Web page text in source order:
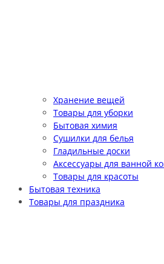
Хранение вещей
Товары для уборки
Бытовая химия
Сушилки для белья
Гладильные доски
Аксессуары для ванной
Товары для красоты
Бытовая техника
Товары для праздника